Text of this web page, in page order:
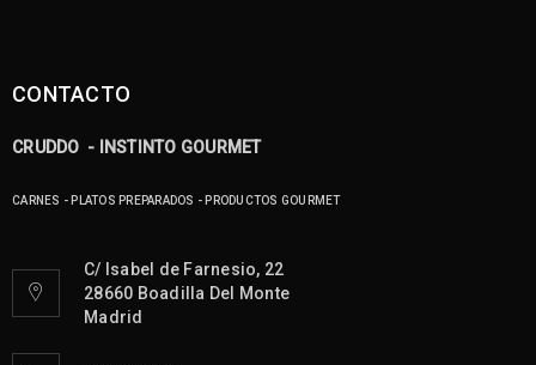
CONTACTO
CRUDDO - INSTINTO GOURMET
CARNES - PLATOS PREPARADOS - PRODUCTOS GOURMET
C/ Isabel de Farnesio, 22
28660 Boadilla Del Monte
Madrid